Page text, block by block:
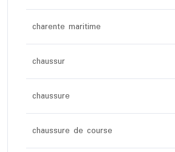
charente maritime
chaussur
chaussure
chaussure de course